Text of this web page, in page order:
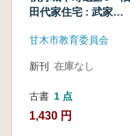
田代家住宅 : 武家屋
甘木市教育委員会
新刊 在庫なし
古書 1 点
1,430 円